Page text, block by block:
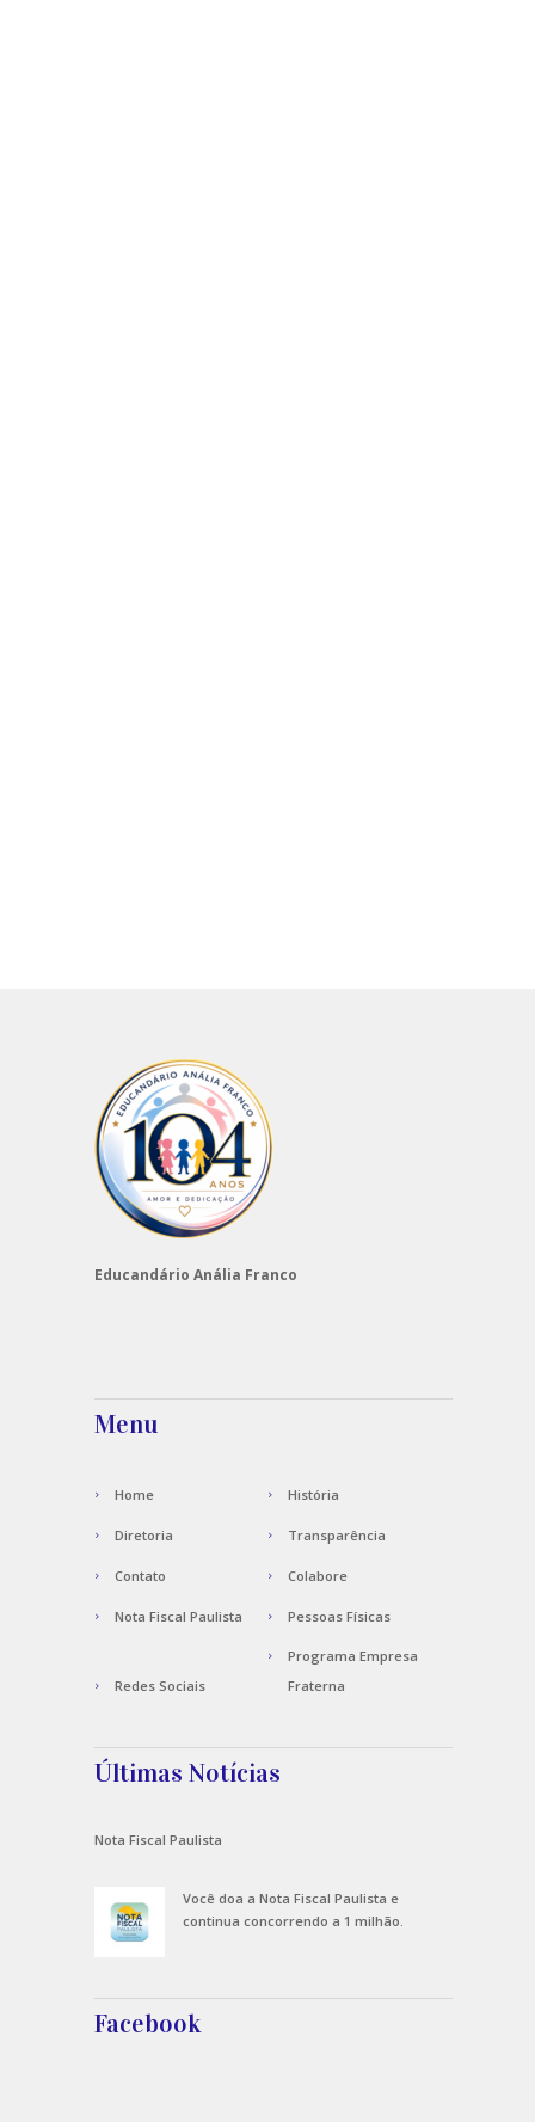
Educandário Anália Franco
Menu
Home História
Diretoria Transparência
Contato Colabore
Nota Fiscal Paulista Pessoas Físicas
Redes Sociais
Programa Empresa
Fraterna
Últimas Notícias
Nota Fiscal Paulista
Você doa a Nota Fiscal Paulista e
continua concorrendo a 1 milhão.
Facebook